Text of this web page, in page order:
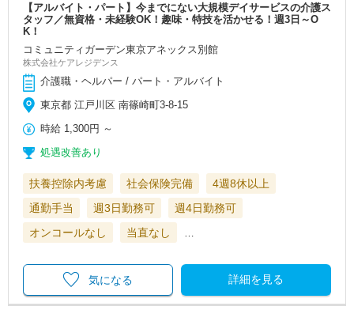
【アルバイト・パート】今までにない大規模デイサービスの介護ス
タッフ／無資格・未経験OK！趣味・特技を活かせる！週3日～O
K！
コミュニティガーデン東京アネックス別館
株式会社ケアレジデンス
介護職・ヘルパー / パート・アルバイト
東京都 江戸川区 南篠崎町3-8-15
時給 1,300円 ～
処遇改善あり
扶養控除内考慮 社会保険完備
4週8休以上
通勤手当
週3日勤務可
週4日勤務可
オンコールなし
当直なし
詳細を見る
気になる